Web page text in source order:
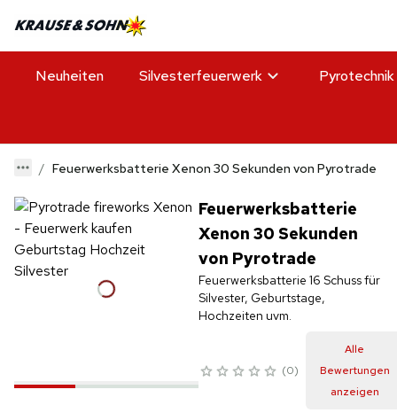
Neuheiten Silvesterfeuerwerk Pyrotechnik
Feuerwerksbatterie Xenon 30 Sekunden von Pyrotrade
Feuerwerksbatterie
Xenon 30 Sekunden
von Pyrotrade
Feuerwerksbatterie 16 Schuss für
Silvester, Geburtstage,
Hochzeiten uvm.
0
Alle
Bewertungen
anzeigen